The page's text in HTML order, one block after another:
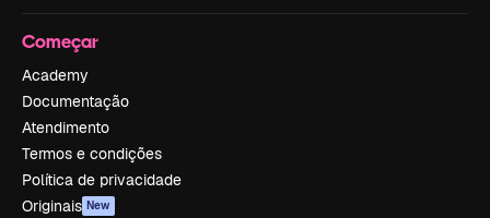
Começar
Academy
Documentação
Atendimento
Termos e condições
Política de privacidade
Originais New